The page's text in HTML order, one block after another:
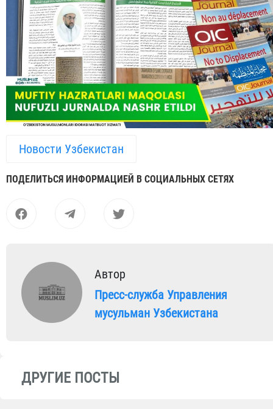
Новости Узбекистан
ПОДЕЛИТЬСЯ ИНФОРМАЦИЕЙ В СОЦИАЛЬНЫХ СЕТЯХ
Автор
Пресс-служба Управления
мусульман Узбекистана
ДРУГИЕ ПОСТЫ